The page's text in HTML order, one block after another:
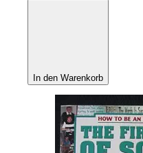
In den Warenkorb